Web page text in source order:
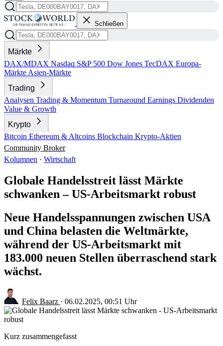
Schließen
Märkte
DAX/MDAX Nasdaq S&P 500 Dow Jones TecDAX Europa-
Märkte Asien-Märkte
Trading
Analysen Trading & Momentum Turnaround Earnings Dividenden
Value & Growth
Krypto
Bitcoin Ethereum & Altcoins Blockchain Krypto-Aktien
Community Broker
Kolumnen · Wirtschaft
Globale Handelsstreit lässt Märkte
schwanken – US-Arbeitsmarkt robust
Neue Handelsspannungen zwischen USA
und China belasten die Weltmärkte,
während der US-Arbeitsmarkt mit
183.000 neuen Stellen überraschend stark
wächst.
Felix Baarz · 06.02.2025, 00:51 Uhr
Kurz zusammengefasst